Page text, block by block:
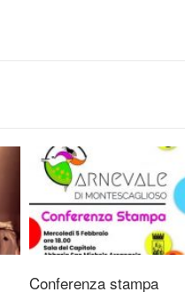
Conferenza stampa